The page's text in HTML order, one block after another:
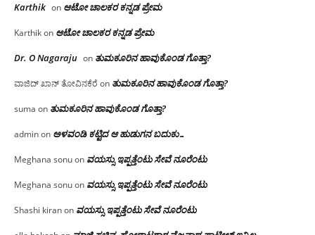
Karthik on ಆಟೋ ಚಾಲಕರ ಕನ್ನಡ ಪ್ರೇಮ
Karthikon ಆಟೋ ಚಾಲಕರ ಕನ್ನಡ ಪ್ರೇಮ
Dr. O Nagaraju on ತುಮಕೂರಿನ ಹಾವುಕೊಂಡ ಗೊತ್ತಾ?
ವಾಜಿದ್ ಖಾನ್ ತೋವಿನಕೆರೆ on ತುಮಕೂರಿನ ಹಾವುಕೊಂಡ ಗೊತ್ತಾ?
suma on ತುಮಕೂರಿನ ಹಾವುಕೊಂಡ ಗೊತ್ತಾ?
adminon ಅಳವಂಡಿ ಕಟ್ಟಿದ ಆ ಹುಡುಗನ ಬದುಕು…
Meghana sonuon ವಯಸ್ಸು ಇಪ್ಪತ್ತೆಂಟು ಸೇವೆ ನೂರೆಂಟು
Meghana sonuon ವಯಸ್ಸು ಇಪ್ಪತ್ತೆಂಟು ಸೇವೆ ನೂರೆಂಟು
Shashi kiranon ವಯಸ್ಸು ಇಪ್ಪತ್ತೆಂಟು ಸೇವೆ ನೂರೆಂಟು